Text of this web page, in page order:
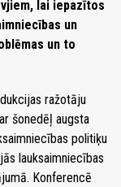
lai iepazītos
un
un to
ražotāju
šonedēļ augsta
politiķu
lauksaimniecības
Konferencē